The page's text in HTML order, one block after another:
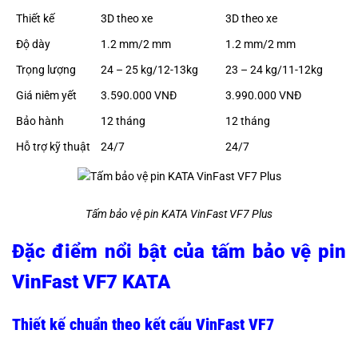
Thiết kế
3D theo xe
3D theo xe
Độ dày
1.2 mm/2 mm
1.2 mm/2 mm
Trọng lượng
24 – 25 kg/12-13kg
23 – 24 kg/11-12kg
Giá niêm yết
3.590.000 VNĐ
3.990.000 VNĐ
Bảo hành
12 tháng
12 tháng
Hỗ trợ kỹ thuật
24/7 24/7
Tấm bảo vệ pin KATA VinFast VF7 Plus
Đặc điểm nổi bật của tấm bảo vệ pin
VinFast VF7 KATA
Thiết kế chuẩn theo kết cấu VinFast VF7